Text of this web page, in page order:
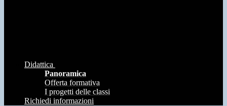
Didattica
Panoramica
Offerta formativa
I progetti delle classi
Richiedi informazioni